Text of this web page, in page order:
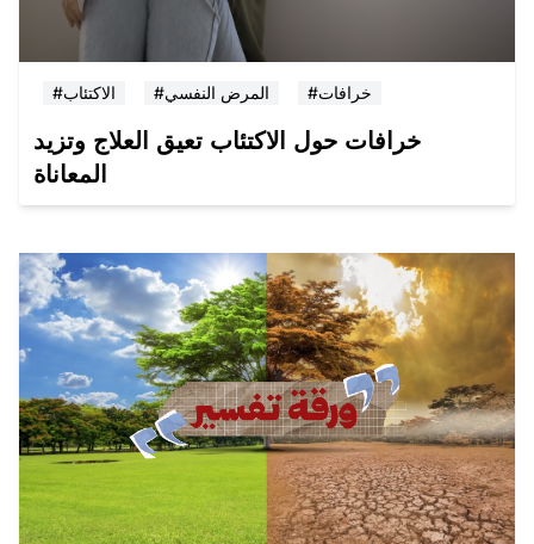
#الاكتئاب #المرض النفسي #خرافات
خرافات حول الاكتئاب تعيق العلاج وتزيد
المعاناة